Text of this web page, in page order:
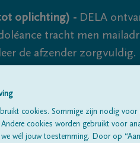
oplichting) - DELA
tracht men
de afzender
volledig uit te sluiten,
cookies. Sommige zijn nodig voor
cookies worden gebruikt voor
wél jouw toestemming. Door op